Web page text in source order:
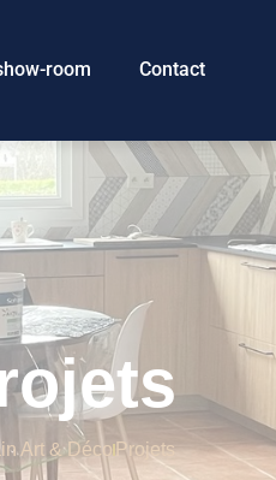
room Contact
Art & DécoProjets